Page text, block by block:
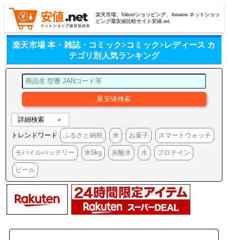
楽天市場、Yahoo!ショッピング、Amazon ネットショッ
ピング最安値比較サイト安値.net
楽天市場 本・雑誌・コミック>コミック>レディース カ
テゴリ別人気ランキング
詳細検索
トレンドワード ふるさと納税 米 お菓子 スマートウォッチ
モバイルバッテリー 米5kg 炭酸水 水 プロテイン
ビール